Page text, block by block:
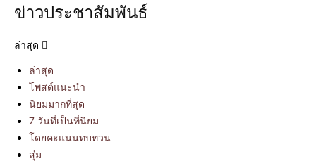
ข่าวประชาสัมพันธ์
ล่าสุด
ล่าสุด
โพสต์แนะนำ
นิยมมากที่สุด
7 วันที่เป็นที่นิยม
โดยคะแนนทบทวน
สุ่ม